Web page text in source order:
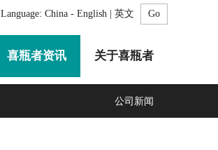
Language: China - English | 英文
喜瓶者资讯 关于喜瓶者
公司新闻